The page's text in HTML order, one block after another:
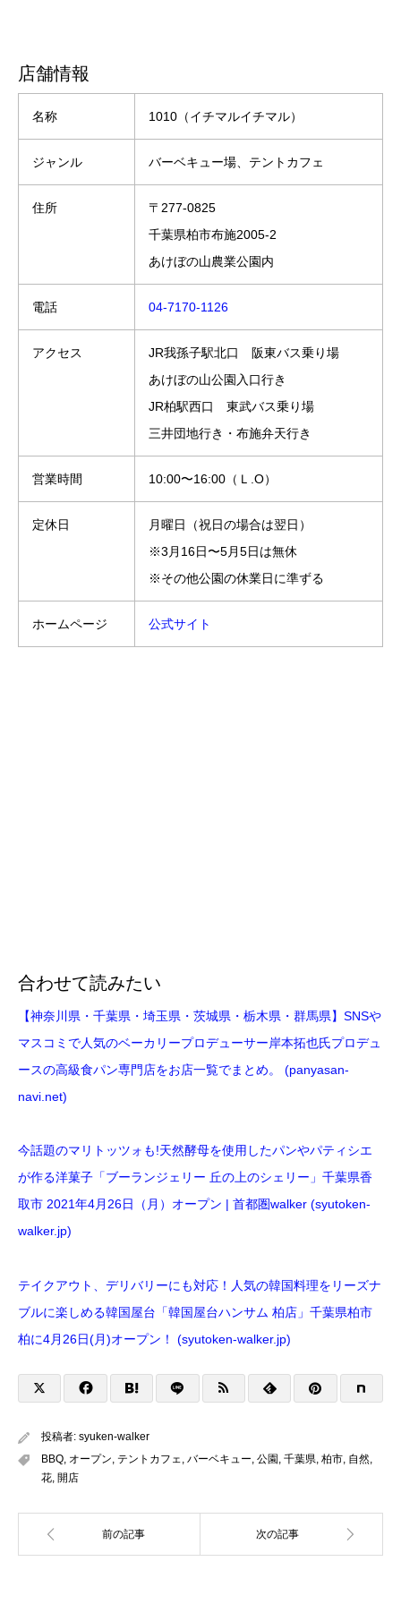
店舗情報
名称 1010（イチマルイチマル）
ジャンル バーベキュー場、テントカフェ
住所
〒277-0825
千葉県柏市布施2005-2
あけぼの山農業公園内
電話 04-7170-1126
アクセス
JR我孫子駅北口 阪東バス乗り場
あけぼの山公園入口行き
JR柏駅西口 東武バス乗り場
三井団地行き・布施弁天行き
営業時間 10:00〜16:00（Ｌ.O）
定休日
月曜日（祝日の場合は翌日）
※3月16日〜5月5日は無休
※その他公園の休業日に準ずる
ホームページ 公式サイト
合わせて読みたい
【神奈川県・千葉県・埼玉県・茨城県・栃木県・群馬県】SNSや
マスコミで人気のベーカリープロデューサー岸本拓也氏プロデュ
ースの高級食パン専門店をお店一覧でまとめ。 (panyasan-
navi.net)
今話題のマリトッツォも!天然酵母を使用したパンやパティシエ
が作る洋菓子「ブーランジェリー 丘の上のシェリー」千葉県香
取市 2021年4月26日（月）オープン | 首都圏walker (syutoken-
walker.jp)
テイクアウト、デリバリーにも対応！人気の韓国料理をリーズナ
ブルに楽しめる韓国屋台「韓国屋台ハンサム 柏店」千葉県柏市
柏に4月26日(月)オープン！ (syutoken-walker.jp)
投稿者: syuken-walker
BBQ, オープン, テントカフェ, バーベキュー, 公園 , 千葉県, 柏市, 自然,
花, 開店